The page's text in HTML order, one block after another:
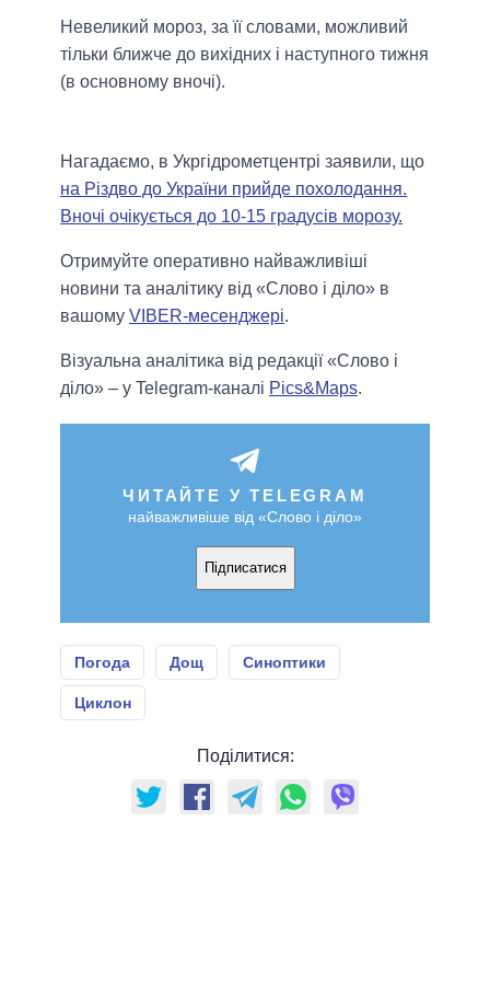
Невеликий мороз, за ​​її словами, можливий
тільки ближче до вихідних і наступного тижня
(в основному вночі).
Нагадаємо, в Укргідрометцентрі заявили, що
на Різдво до України прийде похолодання.
Вночі очікується до 10-15 градусів морозу.
Отримуйте оперативно найважливіші
новини та аналітику від «Слово і діло» в
вашому VIBER-месенджері.
Візуальна аналітика від редакції «Слово і
діло» – у Telegram-каналі Pics&Maps.
ЧИТАЙТЕ У TELEGRAM
найважливіше від «Слово і діло»
Підписатися
Погода Дощ Синоптики
Циклон
Поділитися: